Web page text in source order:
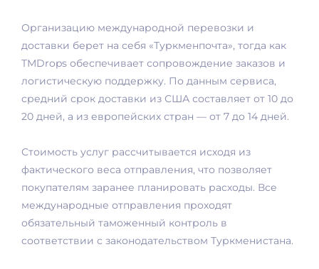
Организацию международной перевозки и
доставки берет на себя «Туркменпочта», тогда как
TMDrops обеспечивает сопровождение заказов и
логистическую поддержку. По данным сервиса,
средний срок доставки из США составляет от 10 до
20 дней, а из европейских стран — от 7 до 14 дней.
Стоимость услуг рассчитывается исходя из
фактического веса отправления, что позволяет
покупателям заранее планировать расходы. Все
международные отправления проходят
обязательный таможенный контроль в
соответствии с законодательством Туркменистана.